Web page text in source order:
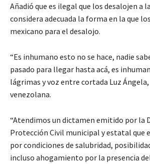
Añadió que es ilegal que los desalojen a
considera adecuada la forma en la que
mexicano para el desalojo.
“Es inhumano esto no se hace, nadie
pasado para llegar hasta acá, es
lágrimas y voz entre cortada Luz
venezolana.
“Atendimos un dictamen emitido por la
Protección Civil municipal y estatal que
por condiciones de salubridad,
incluso ahogamiento por la presencia